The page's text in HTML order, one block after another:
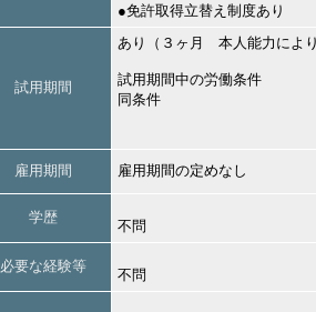
●免許取得立替え制度あり
試用期間
あり（３ヶ月 本人能力により
試用期間中の労働条件
同条件
雇用期間 雇用期間の定めなし
学歴
不問
必要な経験等
不問